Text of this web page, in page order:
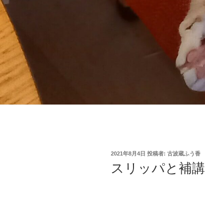
投
日:
2021年8月4日 投稿者: 古波蔵ふう香
スリッパと補講